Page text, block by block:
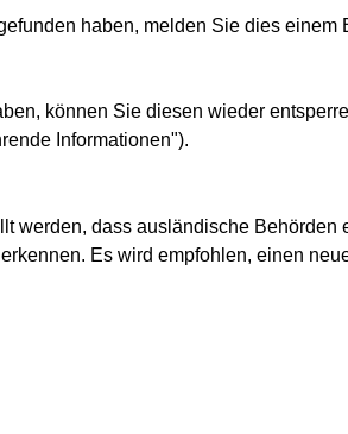
haben, melden Sie dies einem
können Sie diesen wieder
Informationen").
werden, dass ausländische Behörden
Es wird empfohlen, einen